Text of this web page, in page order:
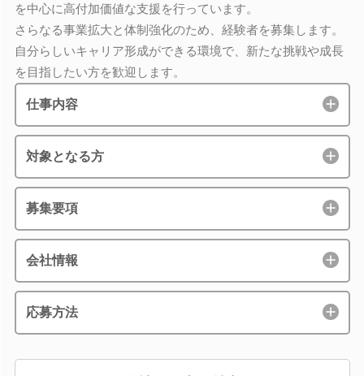
を中心に高付加価値な支援を行っています。
さらなる事業拡大と体制強化のため、経験者を募集します。
自分らしいキャリア形成ができる環境で、新たな挑戦や成長
を目指したい方を歓迎します。
仕事内容
対象となる方
募集要項
会社情報
応募方法